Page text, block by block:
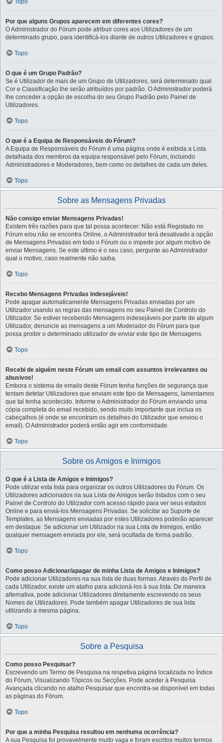
Topo
Por que alguns Grupos aparecem em diferentes cores?
O Administrador do Fórum pode atribuir cores aos Utilizadores de um
determinado grupo, para identificá-los diante de outros Utilizadores e grupos.
Topo
O que é um Grupo Padrão?
Se é Utilizador de mais de um Grupo de Utilizadores, será determinado qual
Cor e Classificação lhe serão atribuídos por padrão. O Administrador poderá
lhe conceder a opção de escolha do seu Grupo Padrão pelo Painel de
Utilizadores.
Topo
O que é a Equipa de Responsáveis do Fórum?
A Equipa de Responsáveis do Fórum é uma página onde é exibida a Lista
detalhada dos membros da equipa responsável pelo Fórum, incluindo
Administradores e Moderadores, bem como os detalhes de cada um deles.
Topo
Sobre as Mensagens Privadas
Não consigo enviar Mensagens Privadas!
Existem três razões para que tal possa acontecer: Não está Registado no
Fórum e/ou não se encontra Online, o Administrador terá desativado a opção
de Mensagens Privadas em todo o Fórum ou o impede por algum motivo de
enviar Mensagens. Se este último é o seu caso, pergunte ao Administrador
qual o motivo, caso realmente não saiba.
Topo
Recebo Mensagens Privadas indesejáveis!
Pode apagar automaticamente Mensagens Privadas enviadas por um
Utilizador usando as regras das mensagens no seu Painel de Controlo do
Utilizador. Se estiver recebendo Mensagens indesejáveis por parte de algum
Utilizador, denuncie as mensagens a um Moderador do Fórum para que
possa proibir o determinado utilizador de enviar este tipo de Mensagens.
Topo
Recebi de alguém neste Fórum um email com assuntos irrelevantes ou
abusivos!
Embora o sistema de emails deste Fórum tenha funções de segurança que
tentam detetar Utilizadores que enviam este tipo de Mensagens, lamentamos
que tal tenha acontecido. Informe o Administrador do Fórum enviando uma
cópia completa do email recebido, sendo muito importante que inclua os
cabeçalhos (é onde se encontram os detalhes do Utilizador que enviou o
email). O Administrador poderá então agir em conformidade.
Topo
Sobre os Amigos e Inimigos
O que é a Lista de Amigos e Inimigos?
Pode utilizar esta lista para organizar os outros Utilizadores do Fórum. Os
Utilizadores adicionados na sua Lista de Amigos serão listados com o seu
Painel de Controlo do Utilizador com acesso rápido para ver seus estados
Online e para enviá-los Mensagens Privadas. Se solicitar ao Suporte de
Templates, as Mensagens enviadas por estes Utilizadores poderão aparecer
em destaque. Se adicionar um Utilizador na sua Lista de Inimigos, então
qualquer mensagem enviada por ele, será ocultada de forma padrão.
Topo
Como posso Adicionar/apagar de minha Lista de Amigos e Inimigos?
Pode adicionar Utilizadores na sua lista de duas formas. Através do Perfil de
cada Utilizador, existe um atalho para adicioná-los à sua lista. De maneira
alternativa, pode adicionar Utilizadores diretamente escrevendo os seus
Nomes de Utilizadores. Pode também apagar Utilizadores de sua lista
utilizando a mesma página.
Topo
Sobre a Pesquisa
Como posso Pesquisar?
Escrevendo um Termo de Pesquisa na respetiva página localizada no Índice
do Fórum, Visualizando Tópicos ou Secções. Pode aceder à Pesquisa
Avançada clicando no atalho Pesquisar que encontra-se disponível em todas
as páginas do Fórum.
Topo
Por que a minha Pesquisa resultou em nenhuma ocorrência?
A sua Pesquisa foi provavelmente muito vaga e foram escritos muitos termos